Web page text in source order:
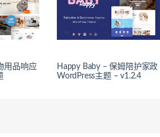
用品响应
Happy Baby – 保姆陪护家政
WordPress主题 – v1.2.4